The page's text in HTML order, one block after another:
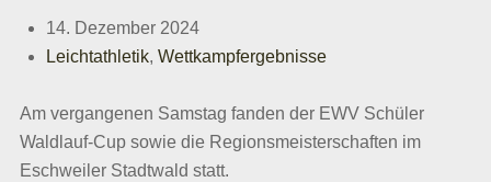
14. Dezember 2024
Leichtathletik, Wettkampfergebnisse
Am vergangenen Samstag fanden der EWV Schüler
Waldlauf-Cup sowie die Regionsmeisterschaften im
Eschweiler Stadtwald statt.